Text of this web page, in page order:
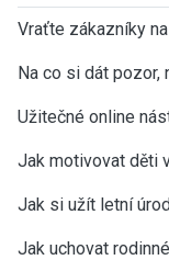
Vraťte zákazníky
Na co si dát
Užitečné online
Jak motivovat děti
Jak si užít letní
Jak uchovat